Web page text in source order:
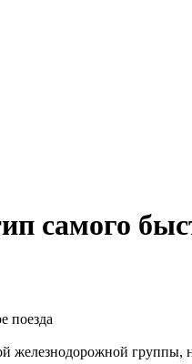
самого
железнодорожной